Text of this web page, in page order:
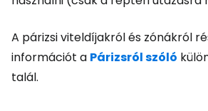
A párizsi viteldíjakról és zónákról
információt a Párizsról szóló
talál.